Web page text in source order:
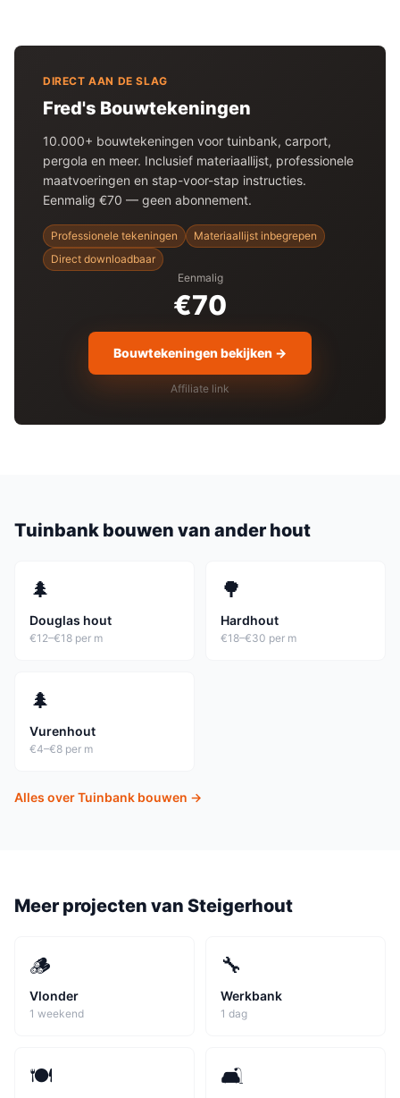
DIRECT AAN DE SLAG
Fred's Bouwtekeningen
10.000+ bouwtekeningen voor tuinbank, carport,
pergola en meer. Inclusief materiaallijst, professionele
maatvoeringen en stap-voor-stap instructies.
Eenmalig €70 — geen abonnement.
Professionele tekeningen
Materiaallijst inbegrepen
Direct downloadbaar
Eenmalig
€70
Bouwtekeningen bekijken →
Affiliate link
Tuinbank bouwen van ander hout
🌲
Douglas hout
€12–€18 per m
🌳
Hardhout
€18–€30 per m
🌲
Vurenhout
€4–€8 per m
Alles overTuinbank bouwen →
Meer projecten van Steigerhout
🪵
Vlonder
1 weekend
🔧
Werkbank
1 dag
🍽️ 🛋️